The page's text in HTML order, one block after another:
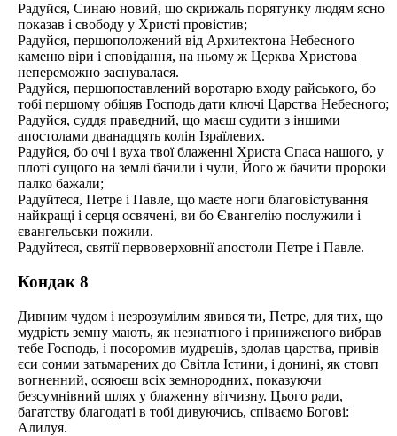
Радуйся, Синаю новий, що скрижаль порятунку людям ясно
показав і свободу у Христі провістив;
Радуйся, першоположений від Архитектона Небесного
каменю віри і сповідання, на ньому ж Церква Христова
непереможно заснувалася.
Радуйся, першопоставлений воротарю входу райського, бо
тобі першому обіцяв Господь дати ключі Царства Небесного;
Радуйся, суддя праведний, що маєш судити з іншими
апостолами дванадцять колін Ізраїлевих.
Радуйся, бо очі і вуха твої блаженні Христа Спаса нашого, у
плоті сущого на землі бачили і чули, Його ж бачити пророки
палко бажали;
Радуйтеся, Петре і Павле, що маєте ноги благовістування
найкращі і серця освячені, ви бо Євангелію послужили і
євангельськи пожили.
Радуйтеся, святії первоверховнії апостоли Петре і Павле.
Кондак 8
Дивним чудом і незрозумілим явився ти, Петре, для тих, що
мудрість земну мають, як незнатного і приниженого вибрав
тебе Господь, і посоромив мудреців, здолав царства, привів
єси сонми затьмарених до Світла Істини, і донині, як стовп
вогненний, осяюєш всіх земнородних, показуючи
безсумнівний шлях у блаженну вітчизну. Цього ради,
багатству благодаті в тобі дивуючись, співаємо Богові:
Алилуя.